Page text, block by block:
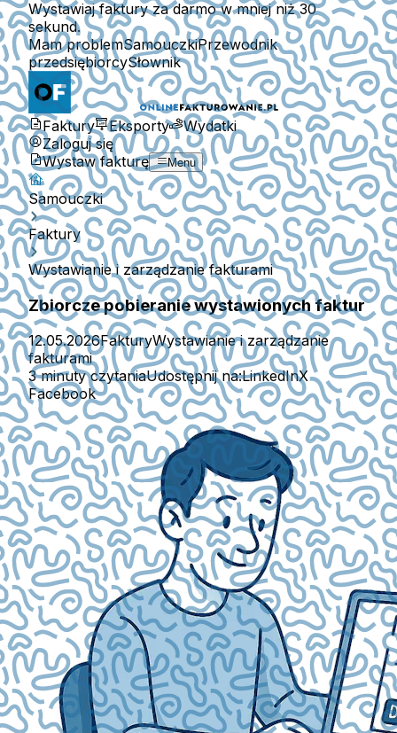
Wystawiaj faktury za darmo w mniej niż 30
sekund.
Mam problemSamouczkiPrzewodnik
przedsiębiorcySłownik
Faktury Eksporty
Wydatki
Zaloguj się
Wystaw fakturę
Menu
Samouczki
Faktury
Wystawianie i zarządzanie fakturami
Zbiorcze pobieranie wystawionych faktur
12.05.2026FakturyWystawianie i zarządzanie
fakturami
3 minuty czytaniaUdostępnij na:LinkedInX
Facebook